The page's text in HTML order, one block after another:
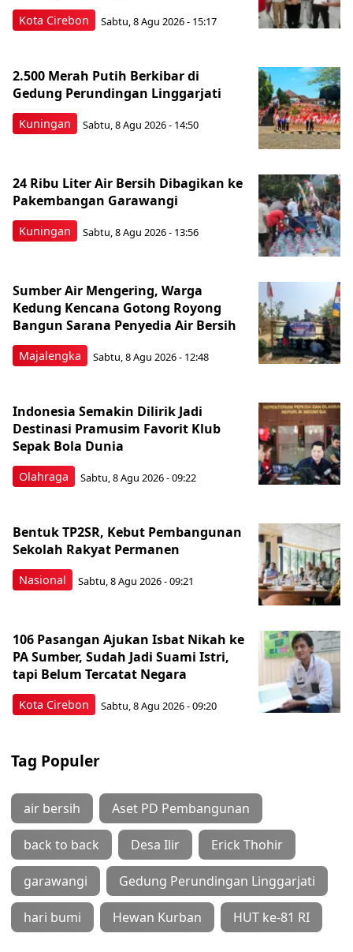
Kota Cirebon Sabtu, 8 Agu 2026 - 15:17
Kuningan
2.500 Merah Putih Berkibar di
Gedung Perundingan Linggarjati
Sabtu, 8 Agu 2026 - 14:50
Kuningan
24 Ribu Liter Air Bersih Dibagikan ke
Pakembangan Garawangi
Sabtu, 8 Agu 2026 - 13:56
Majalengka
Sumber Air Mengering, Warga
Kedung Kencana Gotong Royong
Bangun Sarana Penyedia Air Bersih
Sabtu, 8 Agu 2026 - 12:48
Olahraga
Indonesia Semakin Dilirik Jadi
Destinasi Pramusim Favorit Klub
Sepak Bola Dunia
Sabtu, 8 Agu 2026 - 09:22
Nasional
Bentuk TP2SR, Kebut Pembangunan
Sekolah Rakyat Permanen
Sabtu, 8 Agu 2026 - 09:21
Kota Cirebon
106 Pasangan Ajukan Isbat Nikah ke
PA Sumber, Sudah Jadi Suami Istri,
tapi Belum Tercatat Negara
Sabtu, 8 Agu 2026 - 09:20
Tag Populer
air bersih Aset PD Pembangunan
back to back Desa Ilir Erick Thohir
garawangi Gedung Perundingan Linggarjati
hari bumi Hewan Kurban HUT ke-81 RI